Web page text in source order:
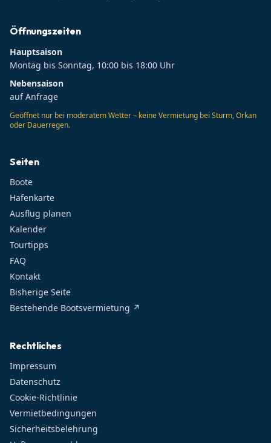
Öffnungszeiten
Hauptsaison
Montag bis Sonntag, 10:00 bis 18:00 Uhr
Nebensaison
auf Anfrage
Geöffnet nur bei moderatem Wetter – keine Vermietung bei Sturm, Orkan
oder Dauerregen.
Seiten
Boote
Hafenkarte
Ausflug planen
Kalender
Tourtipps
FAQ
Kontakt
Bisherige Seite
Bestehende Bootsvermietung ↗
Rechtliches
Impressum
Datenschutz
Cookie-Richtlinie
Vermietbedingungen
Sicherheitsbelehrung